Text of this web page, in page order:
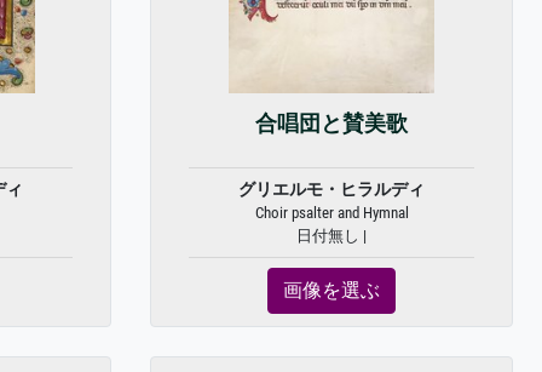
ィ
合唱団と賛美歌
グリエルモ・ヒラルディ
Choir psalter and Hymnal
日付無し |
画像を選ぶ